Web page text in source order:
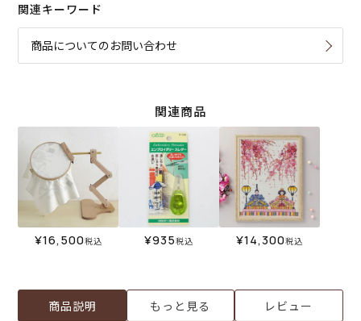
関連キーワード
商品についてのお問い合わせ
関連商品
¥16,500税込 ¥935税込 ¥14,300税込
商品説明 もっと見る レビュー